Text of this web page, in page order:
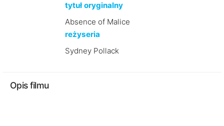
tytuł oryginalny
Absence of Malice
reżyseria
Sydney Pollack
Opis filmu